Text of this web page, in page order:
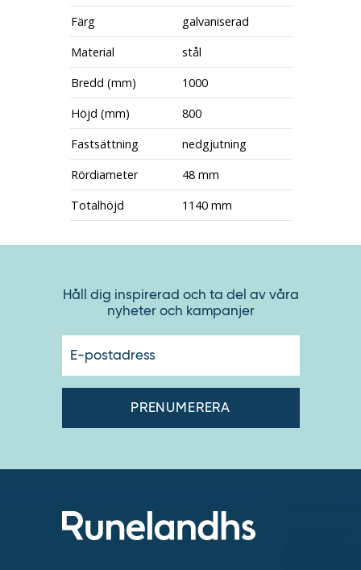
Färg
galvaniserad
Material
stål
Bredd (mm)
1000
Höjd (mm)
800
Fastsättning
nedgjutning
Rördiameter
48 mm
Totalhöjd
1140 mm
Håll dig inspirerad och ta del av våra
nyheter och kampanjer